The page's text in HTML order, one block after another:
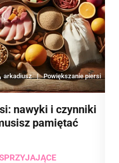
arkadiusz Powiększanie piersi
nawyki i czynniki
pamiętać